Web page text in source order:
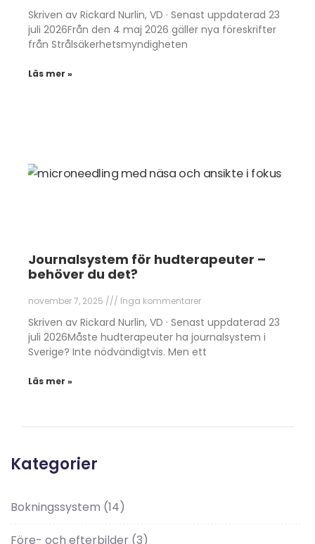
Skriven av Rickard Nurlin, VD · Senast uppdaterad 23
juli 2026Från den 4 maj 2026 gäller nya föreskrifter
från Strålsäkerhetsmyndigheten
Läs mer »
Journalsystem för hudterapeuter –
behöver du det?
november 7, 2025 Inga kommentarer
Skriven av Rickard Nurlin, VD · Senast uppdaterad 23
juli 2026Måste hudterapeuter ha journalsystem i
Sverige? Inte nödvändigtvis. Men ett
Läs mer »
Kategorier
Bokningssystem (14)
Före- och efterbilder (3)